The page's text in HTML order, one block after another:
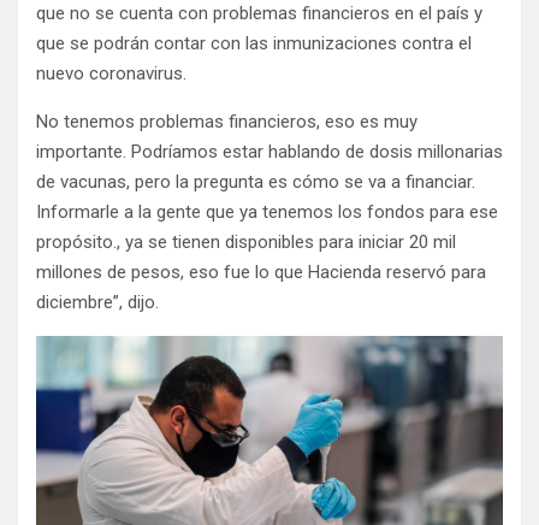
que no se cuenta con problemas financieros en el país y
que se podrán contar con las inmunizaciones contra el
nuevo coronavirus.
No tenemos problemas financieros, eso es muy
importante. Podríamos estar hablando de dosis millonarias
de vacunas, pero la pregunta es cómo se va a financiar.
Informarle a la gente que ya tenemos los fondos para ese
propósito., ya se tienen disponibles para iniciar 20 mil
millones de pesos, eso fue lo que Hacienda reservó para
diciembre”, dijo.